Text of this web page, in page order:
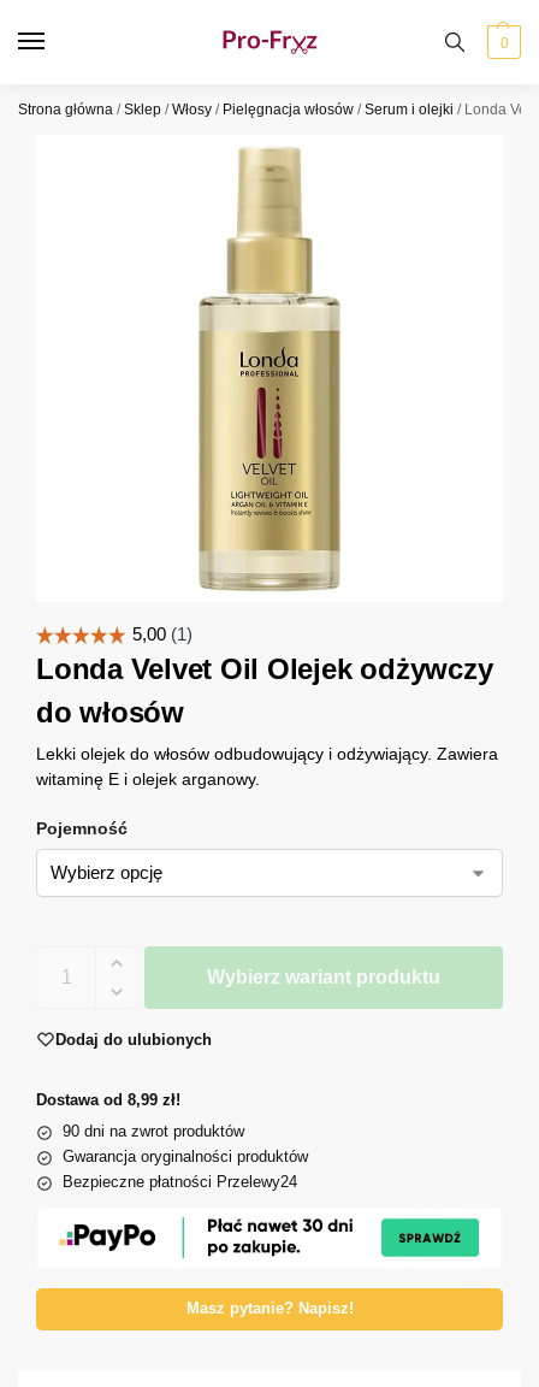
0
Strona główna /Sklep /Włosy / Pielęgnacja włosów /Serum i olejki / Londa
Londa Velvet Oil Olejek odżywczy
do włosów
Lekki olejek do włosów odbudowujący i odżywiający. Zawiera
witaminę E i olejek arganowy.
Pojemność
Wybierz wariant produktu
Dodaj do ulubionych
Dostawa od 8,99 zł!
90 dni na zwrot produktów
Gwarancja oryginalności produktów
Bezpieczne płatności Przelewy24
Masz pytanie? Napisz!